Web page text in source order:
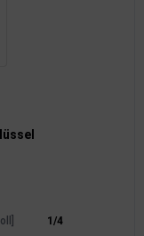
1/4